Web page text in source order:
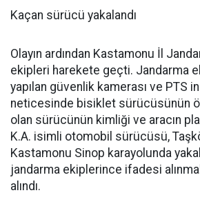
Kaçan sürücü yakalandı
Olayın ardından Kastamonu İl
ekipleri harekete geçti. Jandarma
yapılan güvenlik kamerası ve PTS
neticesinde bisiklet sürücüsünün
olan sürücünün kimliği ve aracın
K.A. isimli otomobil sürücüsü,
Kastamonu Sinop karayolunda
jandarma ekiplerince ifadesi
alındı.